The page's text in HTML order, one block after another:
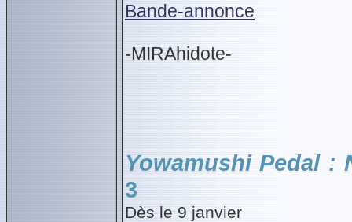
Bande-annonce
-MIRAhidote-
Yowamushi Pedal :
3
Dès le 9 janvier